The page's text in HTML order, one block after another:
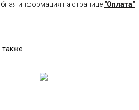
информация на странице "Оплата"
также